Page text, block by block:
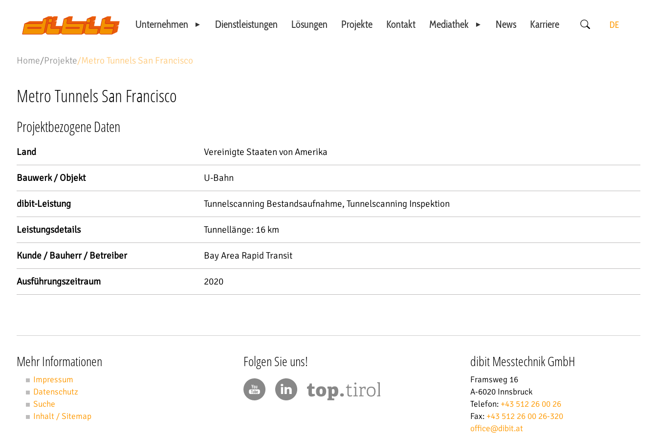
Unternehmen
Standorte
Dienstleistungen Lösungen Projekte Kontakt
Mediathek
News Karriere DE
Home/Projekte/Metro Tunnels San Francisco
Metro Tunnels San Francisco
Projektbezogene Daten
Land Vereinigte Staaten von Amerika
Bauwerk / Objekt U-Bahn
dibit-Leistung Tunnelscanning Bestandsaufnahme, Tunnelscanning Inspektion
Leistungsdetails Tunnellänge: 16 km
Kunde / Bauherr / Betreiber Bay Area Rapid Transit
Ausführungszeitraum 2020
Mehr Informationen
Impressum
Datenschutz
Suche
Inhalt / Sitemap
Folgen Sie uns! dibit Messtechnik GmbH
Framsweg 16
A-6020 Innsbruck
Telefon: +43 512 26 00 26
Fax: +43 512 26 00 26-320
office@dibit.at